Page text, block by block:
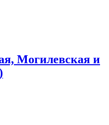
Могилевская и